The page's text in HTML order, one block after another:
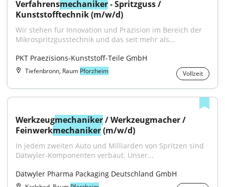
Verfahrensmechaniker - Spritzguss /
Kunststofftechnik (m/w/d)
Wir stehen für Innovation und Präzision im Bereich der
Mikrospritzgusstechnik und das seit mehr als...
PKT Praezisions-Kunststoff-Teile GmbH
Tiefenbronn, Raum Pforzheim Vollzeit
Werkzeugmechaniker / Werkzeugmacher /
Feinwerkmechaniker (m/w/d)
In jedem zweiten Auto und Milliarden von Spritzen sind
Dätwyler-Komponenten verbaut. Unser...
Dätwyler Pharma Packaging Deutschland GmbH